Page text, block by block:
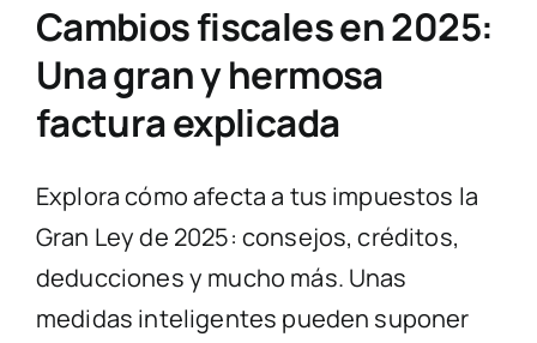
Cambios fiscales en 2025:
Una gran y hermosa
factura explicada
Explora cómo afecta a tus impuestos la
Gran Ley de 2025: consejos, créditos,
deducciones y mucho más. Unas
medidas inteligentes pueden suponer